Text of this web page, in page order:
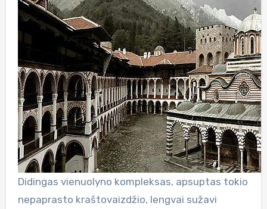
Didingas vienuolyno kompleksas, apsuptas tokio
nepaprasto kraštovaizdžio, lengvai sužavi